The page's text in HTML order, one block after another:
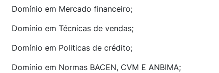
Domínio em Mercado financeiro;
Domínio em Técnicas de vendas;
Domínio em Politicas de crédito;
Domínio em Normas BACEN, CVM E ANBIMA;